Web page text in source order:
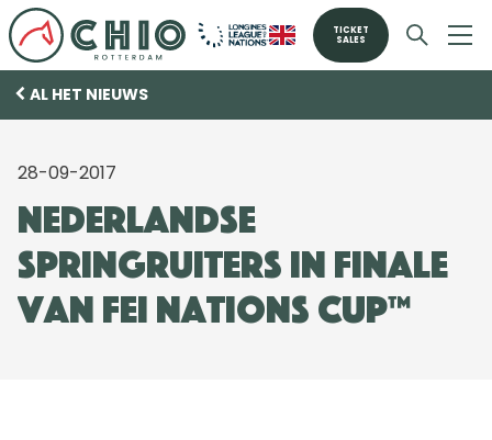
TICKET
SALES
AL HET NIEUWS
28-09-2017
Nederlandse
springruiters in finale
van FEI Nations Cup™